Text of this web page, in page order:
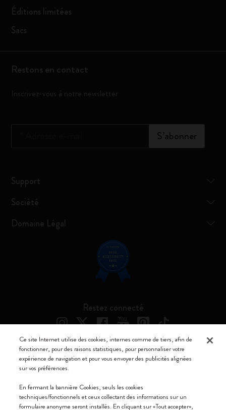
Éditions limitées
Sacs
Restons en contact
Inscrivez-vous à notre newsletter
S’abonner
Support
Société
Domaine Légal
Restez connecté
Moleskine ® est une marque enregistrée de Moleskine Srl a socio unico
Italia - P. IVA / CCIAA n. 07234480965 - REA MI 1945400 - Cap.
Soc. €2.181.513,42
Ce site Internet utilise des cookies, internes comme de tiers, afin de
fonctionner, pour des raisons statistiques, pour personnaliser votre
expérience de navigation et pour vous envoyer des publicités alignées
sur vos préférences.
En fermant la bannière Cookies, seuls les cookies
techniques/fonctionnels et ceux collectant des informations sur un
formulaire anonyme seront installés. En cliquant sur «Tout accepter»,